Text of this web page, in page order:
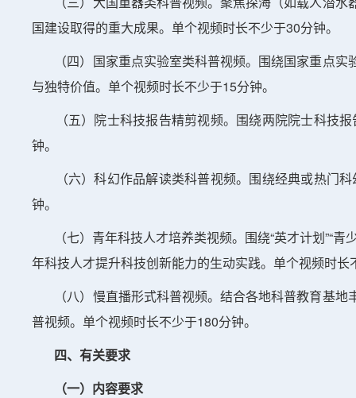
国建设取得的重大成果。单个视频时长不少于30分钟。
（四）国家重点实验室类科普视频。围绕国家重点实
与独特价值。单个视频时长不少于15分钟。
（五）院士科技报告精剪视频。围绕两院院士科技报
钟。
（六）科幻作品解读类科普视频。围绕经典或热门科
钟。
（七）青年科技人才培养类视频。围绕“英才计划”“青
年科技人才提升科技创新能力的生动实践。单个视频时长
（八）慢直播形式科普视频。结合各地科普教育基地
普视频。单个视频时长不少于180分钟。
四、有关要求
（一）内容要求